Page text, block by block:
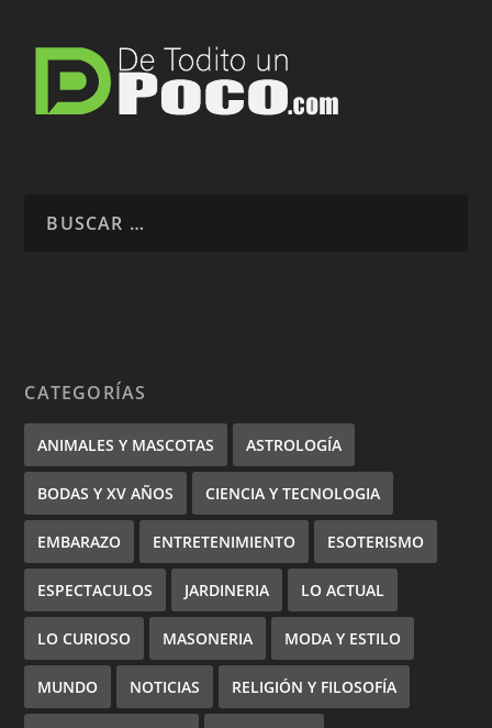
CATEGORÍAS
ANIMALES Y MASCOTAS ASTROLOGÍA
BODAS Y XV AÑOS CIENCIA Y TECNOLOGIA
EMBARAZO ENTRETENIMIENTO ESOTERISMO
ESPECTACULOS JARDINERIA LO ACTUAL
LO CURIOSO MASONERIA MODA Y ESTILO
MUNDO NOTICIAS RELIGIÓN Y FILOSOFÍA